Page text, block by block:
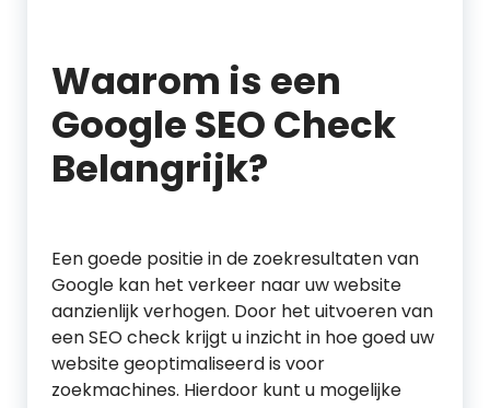
Waarom is een
Google SEO Check
Belangrijk?
Een goede positie in de zoekresultaten van
Google kan het verkeer naar uw website
aanzienlijk verhogen. Door het uitvoeren van
een SEO check krijgt u inzicht in hoe goed uw
website geoptimaliseerd is voor
zoekmachines. Hierdoor kunt u mogelijke